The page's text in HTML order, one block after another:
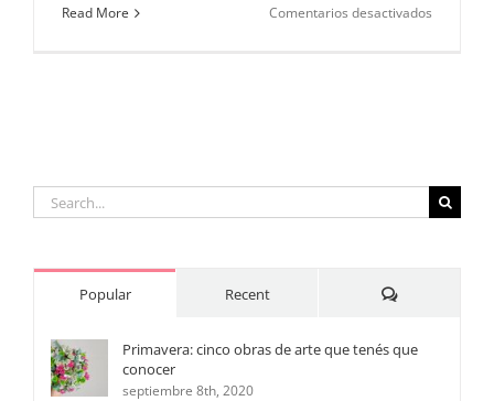
Read More Comentarios desactivados
Search
for:
Popular Recent Comments
Primavera: cinco obras de arte que tenés que
conocer
septiembre 8th, 2020